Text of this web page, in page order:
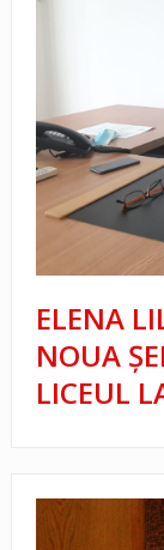
ELENA
NOUA
LICEUL